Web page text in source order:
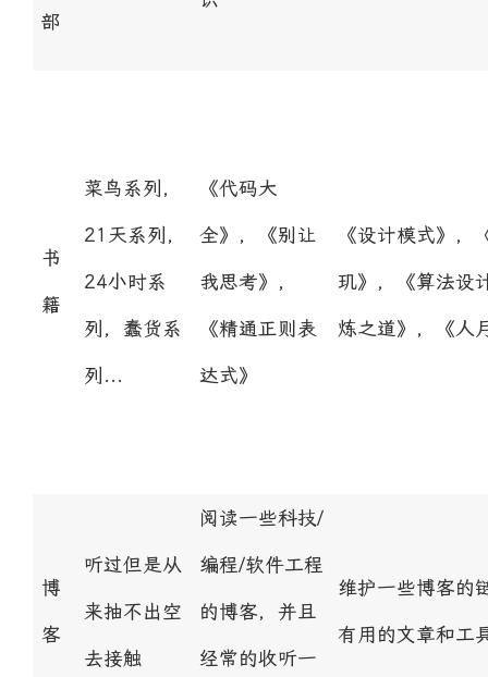
部
书
籍
菜鸟系列，
21天系列，
24小时系
列，蠢货系
列...
《代码大
全》，《别让
我思考》,
《精通正则表
达式》
《设计模式》，
玑》，《算法设
炼之道》，《人
博
客
听过但是从
来抽不出空
去接触
阅读一些科技/
编程/软件工程
的博客，并且
经常的收听一
维护一些博客的
有用的文章和工